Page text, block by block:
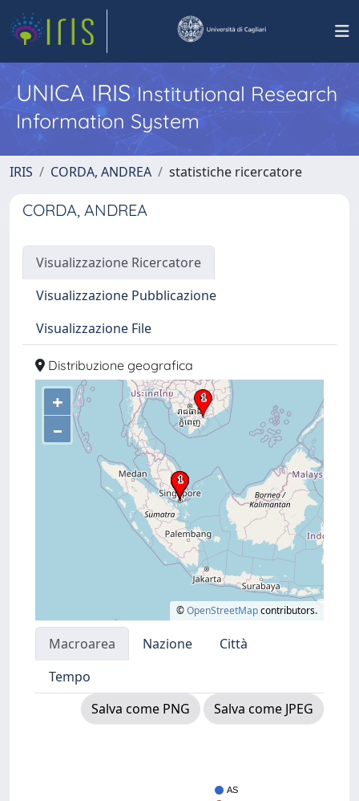
UNICA IRISInstitutional Research
Information System
IRIS CORDA, ANDREA statistiche ricercatore
CORDA, ANDREA
Visualizzazione Ricercatore
Visualizzazione Pubblicazione
Visualizzazione File
Distribuzione geografica
+
–
©OpenStreetMapcontributors.
Macroarea Nazione
Città
Tempo
Salva come PNG
Salva come JPEG
AS